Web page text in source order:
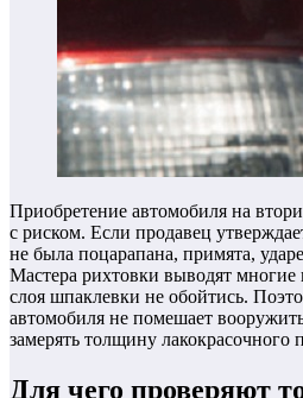
Приобретение автомобиля на
с риском. Если продавец
не была поцарапана, примята,
Мастера рихтовки выводят
слоя шпаклевки не обойтись.
автомобиля не помешает
замерять толщину лакокрасочного
Для чего проверяют